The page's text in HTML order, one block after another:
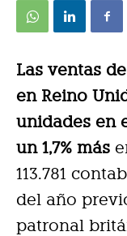
Las ventas
en Reino
unidades en
un 1,7% más
113.781
del año
patronal